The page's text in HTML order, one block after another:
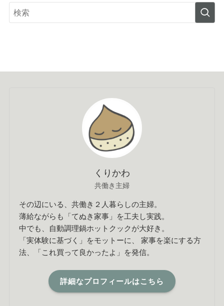
くりかわ
共働き主婦
その辺にいる、共働き２人暮らしの主婦。
薄給ながらも「てぬき家事」を工夫し実践。
中でも、自動調理鍋ホットクックが大好き。
「実体験に基づく」をモットーに、 家事を楽にする方
法、「これ買って良かったよ」を発信。
詳細なプロフィールはこちら